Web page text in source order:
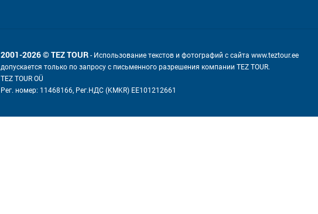
2001-2026 © TEZ TOUR - Использование текстов и фотографий с сайта www.teztour.ee
допускается только по запросу с письменного разрешения компании TEZ TOUR.
TEZ TOUR OÜ
Рег. номер: 11468166, Рег.НДС (KMKR) EE101212661